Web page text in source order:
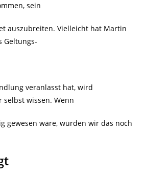
sein
auszubreiten. Vielleicht hat Martin
Geltungs-
veranlasst hat, wird
wissen. Wenn
gewesen wäre, würden wir das noch